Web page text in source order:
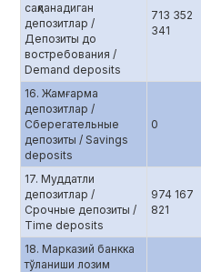
сақланадиган
депозитлар /
Депозиты до
востребования /
Demand deposits
713 352
341
16. Жамғарма
депозитлар /
Сберегательные
депозиты / Savings
deposits
0
17. Муддатли
депозитлар /
Срочные депозиты /
Time deposits
974 167
821
18. Марказий банкка
тўланиши лозим